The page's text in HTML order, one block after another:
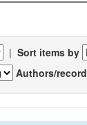
| Sort items by
Authors/record